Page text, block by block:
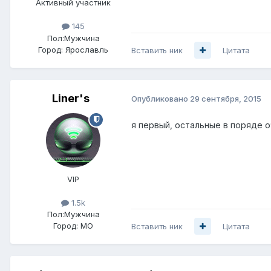
Активный участник
145
Пол:Мужчина
Город: Ярославль Вставить ник Цитата
Liner's
VIP
1.5k
Пол:Мужчина
Город: МО
Опубликовано 29 сентября, 2015
я первый, остальные в поряде
Вставить ник Цитата